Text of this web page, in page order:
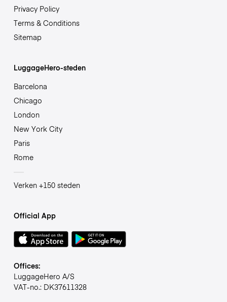
Privacy Policy
Terms & Conditions
Sitemap
LuggageHero-steden
Barcelona
Chicago
London
New York City
Paris
Rome
Verken +150 steden
Official App
Offices:
LuggageHero A/S
VAT-no.: DK37611328